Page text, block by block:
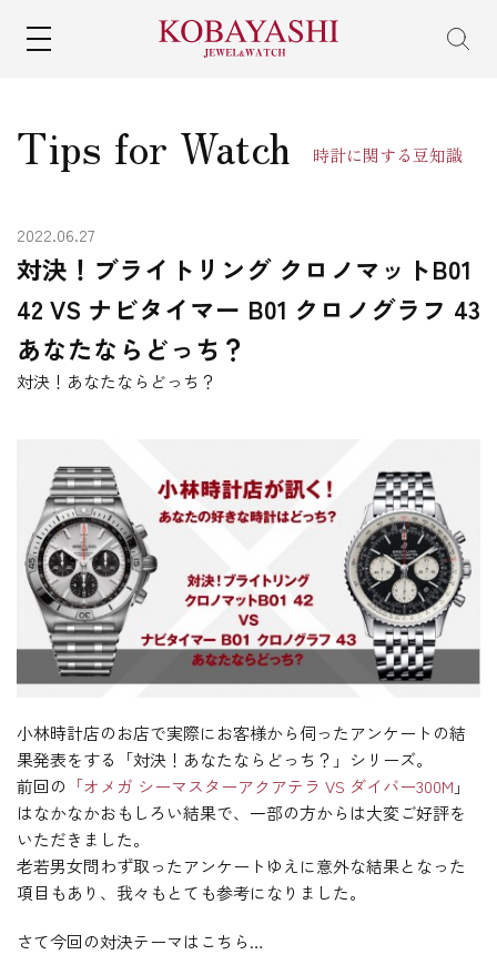
Tips for Watch 時計に関する豆知識
2022.06.27
対決！ブライトリング クロノマットB01
42 VS ナビタイマー B01 クロノグラフ 43
あなたならどっち？
対決！あなたならどっち？
小林時計店のお店で実際にお客様から伺ったアンケートの結
果発表をする「対決！あなたならどっち？」シリーズ。
前回の 「オメガ シーマスターアクアテラ VS ダイバー300M 」
はなかなかおもしろい結果で、一部の方からは大変ご好評を
いただきました。
老若男女問わず取ったアンケートゆえに意外な結果となった
項目もあり、我々もとても参考になりました。
さて今回の対決テーマはこちら…